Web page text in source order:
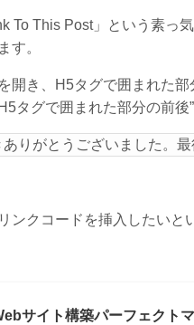
To This Post」という素っ
す。
開き、H5タグで囲まれた
H5タグで囲まれた部分の前後
りがとうございました。
ンクコードを挿入したい
サイト構築パーフェクト